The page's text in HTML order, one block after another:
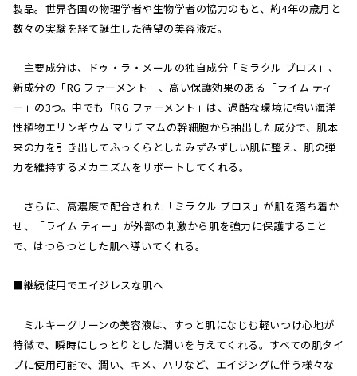
製品。世界各国の物理学者や生物学者の協力のもと、約4年の歳月と
数々の実験を経て誕生した待望の美容液だ。
主要成分は、ドゥ・ラ・メールの独自成分「ミラクル ブロス」、
新成分の「RG ファーメント」、高い保護効果のある「ライム ティ
ー」の3つ。中でも「RG ファーメント」は、過酷な環境に強い海洋
性植物エリンギウム マリチマムの幹細胞から抽出した成分で、肌本
来の力を引き出してふっくらとしたみずみずしい肌に整え、肌の弾
力を維持するメカニズムをサポートしてくれる。
さらに、高濃度で配合された「ミラクル ブロス」が肌を落ち着か
せ、「ライム ティー」が外部の刺激から肌を強力に保護すること
で、はつらつとした肌へ導いてくれる。
■継続使用でエイジレスな肌へ
ミルキーグリーンの美容液は、すっと肌になじむ軽いつけ心地が
特徴で、瞬時にしっとりとした潤いを与えてくれる。すべての肌タイ
プに使用可能で、潤い、キメ、ハリなど、エイジングに伴う様々な